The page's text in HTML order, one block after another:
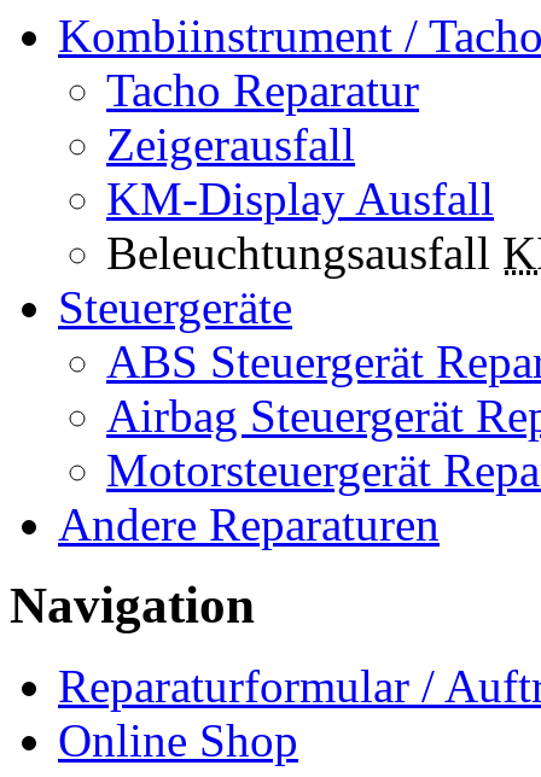
Kombiinstrument /
Tacho Reparatur
Zeigerausfall
KM-Display Ausfall
Beleuchtungsausfall
Steuergeräte
ABS Steuergerät
Airbag Steuergerät
Motorsteuergerät
Andere Reparaturen
Navigation
Reparaturformular /
Online Shop